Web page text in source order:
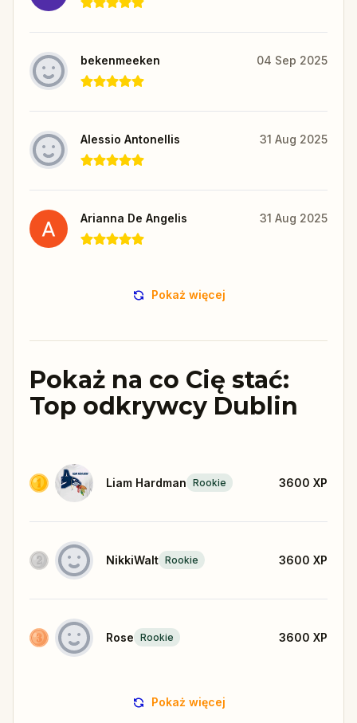
bekenmeeken 04 Sep 2025
Alessio Antonellis 31 Aug 2025
Arianna De Angelis 31 Aug 2025
Pokaż więcej
Pokaż na co Cię stać:
Top odkrywcy Dublin
Liam Hardman Rookie 3600 XP
NikkiWalt Rookie 3600 XP
Rose Rookie 3600 XP
Pokaż więcej